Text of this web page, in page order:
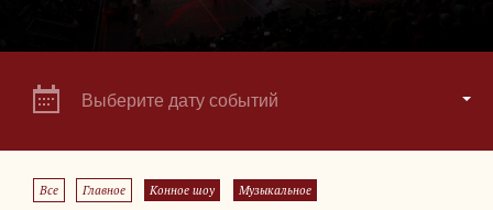
Выберите дату событий
Все Главное Конное шоу Музыкальное